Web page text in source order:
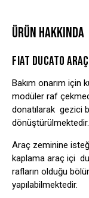
ÜRÜN HAKKINDA
FIAT DUCATO
Bakım onarım için
modüler raf
donatılarak gezici
dönüştürülmektedir.
Araç zeminine
kaplama araç içi
rafların olduğu
yapılabilmektedir.